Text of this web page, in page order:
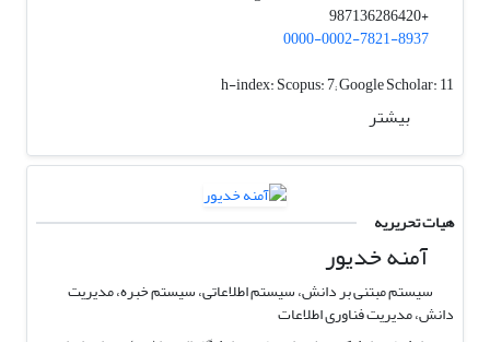
+987136286420
0000-0002-7821-8937
h-index:Scopus: 7; Google Scholar: 11
بیشتر
هیات تحریریه
آمنه خدیور
سیستم مبتنی بر دانش، سیستم اطلاعاتی، سیستم خبره، مدیریت
دانش، مدیریت فناوری اطلاعات